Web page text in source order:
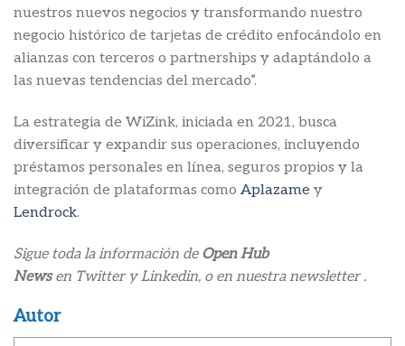
nuestros nuevos negocios y transformando nuestro
negocio histórico de tarjetas de crédito enfocándolo en
alianzas con terceros o partnerships y adaptándolo a
las nuevas tendencias del mercado”.
La estrategia de WiZink, iniciada en 2021, busca
diversificar y expandir sus operaciones, incluyendo
préstamos personales en línea, seguros propios y la
integración de plataformas como Aplazame y
Lendrock.
Sigue toda la información de Open Hub
Newsen Twitter y Linkedin, o en nuestra newsletter .
Autor